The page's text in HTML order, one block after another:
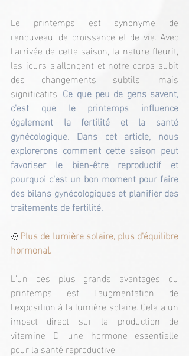
Le printemps est synonyme de
renouveau, de croissance et de vie. Avec
l'arrivée de cette saison, la nature fleurit,
les jours s'allongent et notre corps subit
des changements subtils, mais
significatifs. Ce que peu de gens savent,
c'est que le printemps influence
également la fertilité et la santé
gynécologique. Dans cet article, nous
explorerons comment cette saison peut
favoriser le bien-être reproductif et
pourquoi c'est un bon moment pour faire
des bilans gynécologiques et planifier des
traitements de fertilité.
🌞Plus de lumière solaire, plus d'équilibre
hormonal.
L'un des plus grands avantages du
printemps est l'augmentation de
l'exposition à la lumière solaire. Cela a un
impact direct sur la production de
vitamine D, une hormone essentielle
pour la santé reproductive.